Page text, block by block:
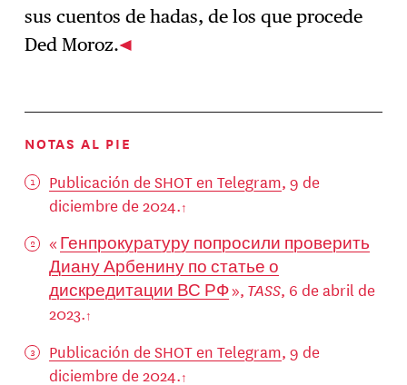
sus cuentos de hadas, de los que procede
Ded Moroz.
NOTAS AL PIE
Publicación de SHOT en Telegram, 9 de
diciembre de 2024.
« Генпрокуратуру попросили проверить
Диану Арбенину по статье о
дискредитации ВС РФ», TASS, 6 de abril de
2023.
Publicación de SHOT en Telegram, 9 de
diciembre de 2024.